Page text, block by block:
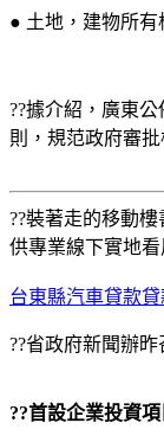
● 土地，建物所有
??據介紹，廣東
則，規范政府審
??裝著走的移動
供專業線下實地
台東縣汽車貸款貸
??省政府新聞辦
??首設企業投資